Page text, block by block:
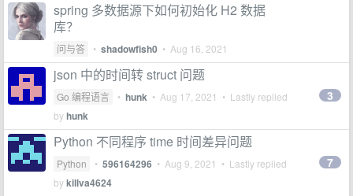
spring 多数据源下如何初始化 H2 数据
库？
问与答 • shadowfish0 • Aug 16, 2021
json 中的时间转 struct 问题
Go 编程语言 • hunk • Aug 17, 2021 • Lastly replied
byhunk
3
Python 不同程序 time 时间差异问题
Python • 596164296 • Aug 9, 2021 • Lastly replied
bykillva4624
7